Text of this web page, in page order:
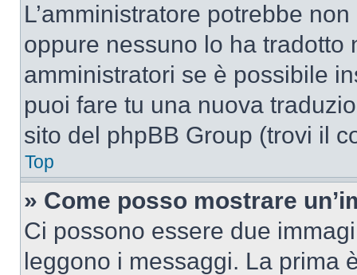
L’amministratore potrebbe
oppure nessuno lo ha
amministratori se è possibile
puoi fare tu una nuova
sito del phpBB Group (trovi il
Top
» Come posso mostrare
Ci possono essere due
leggono i messaggi. La prima